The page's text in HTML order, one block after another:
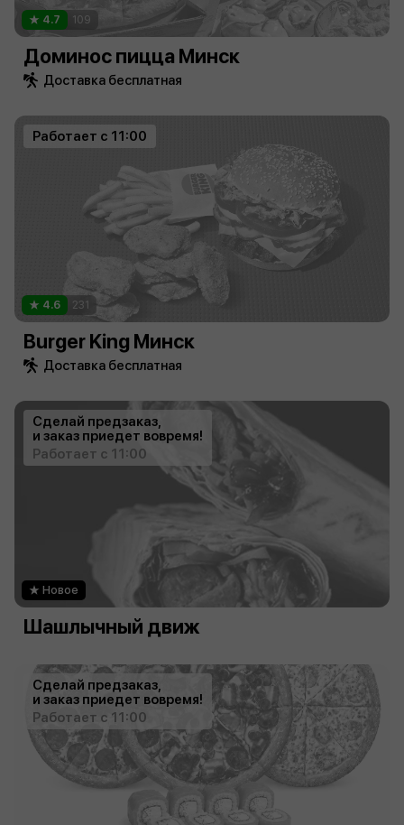
4.7 109
Доминос пицца Минск
Доставка бесплатная
Работает с 11:00
4.6 231
Burger King Минск
Доставка бесплатная
Сделай предзаказ,
и заказ приедет вовремя!
Работает с 11:00
Новое
Шашлычный движ
Сделай предзаказ,
и заказ приедет вовремя!
Работает с 11:00